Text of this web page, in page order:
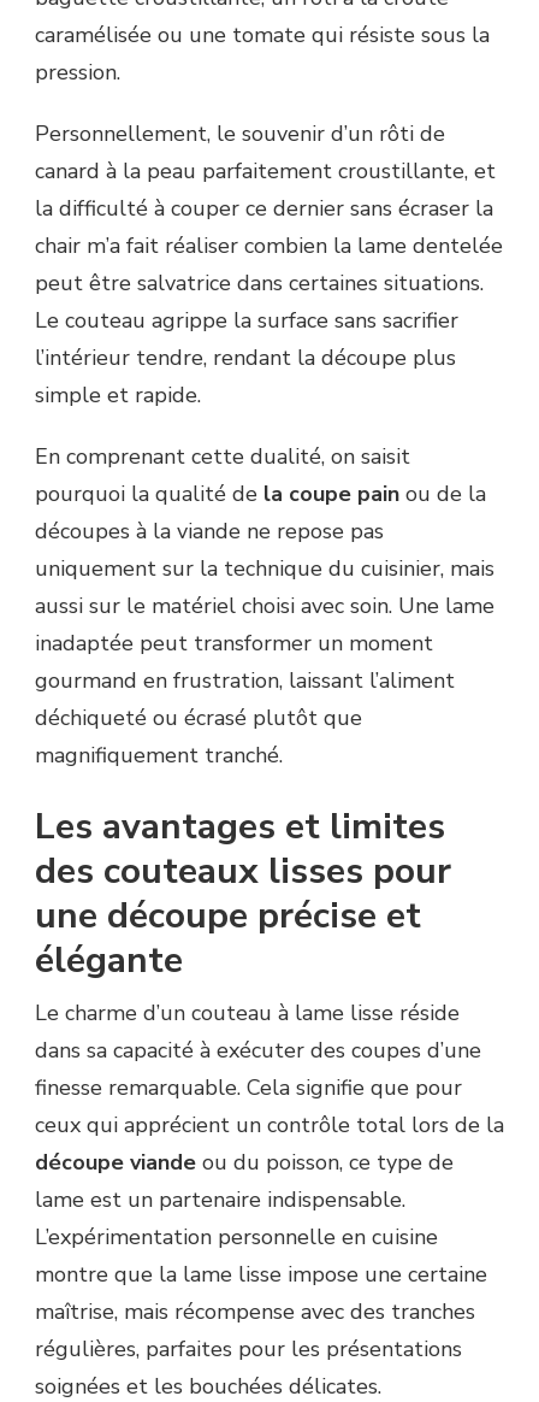
caramélisée ou une tomate qui résiste sous la
pression.
Personnellement, le souvenir d’un rôti de
canard à la peau parfaitement croustillante, et
la difficulté à couper ce dernier sans écraser la
chair m’a fait réaliser combien la lame dentelée
peut être salvatrice dans certaines situations.
Le couteau agrippe la surface sans sacrifier
l’intérieur tendre, rendant la découpe plus
simple et rapide.
En comprenant cette dualité, on saisit
pourquoi la qualité de la coupe pain ou de la
découpes à la viande ne repose pas
uniquement sur la technique du cuisinier, mais
aussi sur le matériel choisi avec soin. Une lame
inadaptée peut transformer un moment
gourmand en frustration, laissant l’aliment
déchiqueté ou écrasé plutôt que
magnifiquement tranché.
Les avantages et limites
des couteaux lisses pour
une découpe précise et
élégante
Le charme d’un couteau à lame lisse réside
dans sa capacité à exécuter des coupes d’une
finesse remarquable. Cela signifie que pour
ceux qui apprécient un contrôle total lors de la
découpe viande ou du poisson, ce type de
lame est un partenaire indispensable.
L’expérimentation personnelle en cuisine
montre que la lame lisse impose une certaine
maîtrise, mais récompense avec des tranches
régulières, parfaites pour les présentations
soignées et les bouchées délicates.